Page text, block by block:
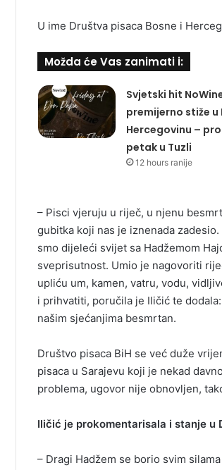
U ime Društva pisaca Bosne i
Možda će Vas zanimati i:
Svjetski hit
premijerno stiže u
Hercegovinu –
petak u Tuzli
12 hours ranije
– Pisci vjeruju u riječ, u njenu
gubitka koji nas je iznenada
smo dijeleći svijet sa Hadžemom
sveprisutnost. Umio je nagovoriti
upliću um, kamen, vatru, vodu,
i prihvatiti, poručila je Iličić te
našim sjećanjima besmrtan.
Društvo pisaca BiH se već duže
pisaca u Sarajevu koji je nekad
problema, ugovor nije obnovljen,
Iličić je prokomentarisala i stanje u
– Dragi Hadžem se borio svim